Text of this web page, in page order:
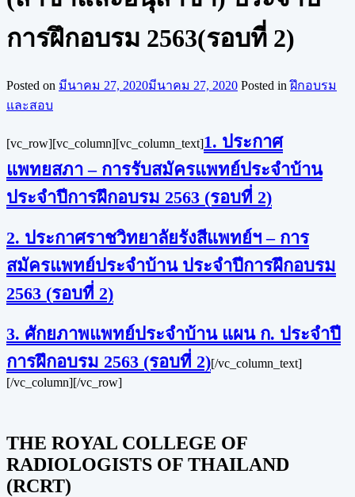
การฝึกอบรม 2563(รอบที่ 2)
Posted on มีนาคม 27, 2020มีนาคม 27, 2020 Posted inฝึกอบรม
และสอบ
[vc_row][vc_column][vc_column_text]1. ประกาศ
แพทยสภา – การรับสมัครแพทย์ประจำบ้าน
ประจำปีการฝึกอบรม 2563 (รอบที่ 2)
2. ประกาศราชวิทยาลัยรังสีแพทย์ฯ – การ
สมัครแพทย์ประจำบ้าน ประจำปีการฝึกอบรม
2563 (รอบที่ 2)
3. ศักยภาพแพทย์ประจำบ้าน แผน ก. ประจำปี
การฝึกอบรม 2563 (รอบที่ 2)[/vc_column_text]
[/vc_column][/vc_row]
THE ROYAL COLLEGE OF
RADIOLOGISTS OF THAILAND
(RCRT)